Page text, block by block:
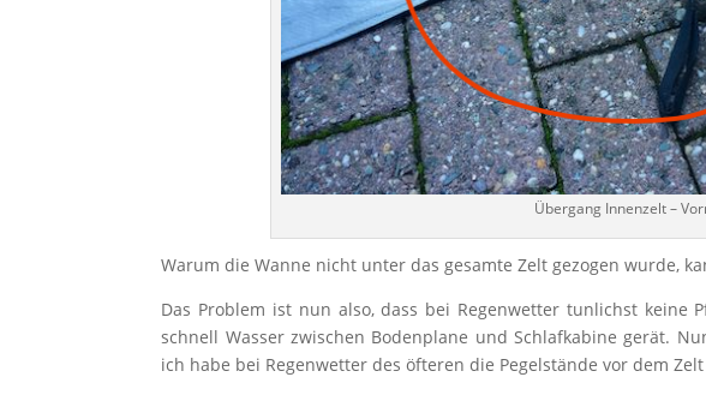
Übergang Innenzelt –
Warum die Wanne nicht unter das gesamte Zelt gezogen wurde,
Das Problem ist nun also, dass bei Regenwetter tunlichst keine
schnell Wasser zwischen Bodenplane und Schlafkabine gerät.
ich habe bei Regenwetter des öfteren die Pegelstände vor dem